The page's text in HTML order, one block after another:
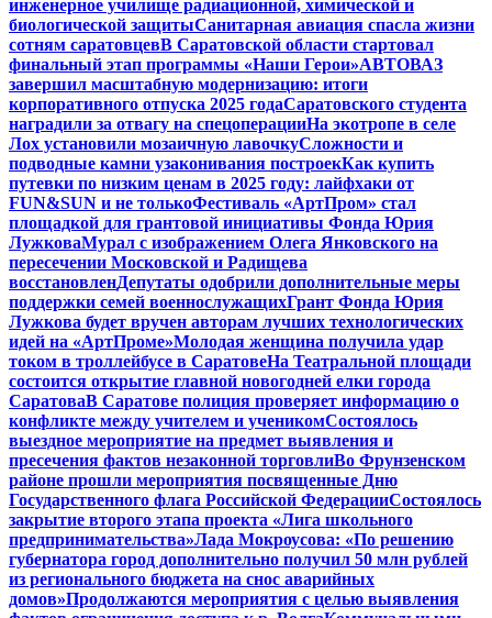
инженерное училище радиационной, химической и
биологической защитыСанитарная авиация спасла жизни
сотням саратовцевВ Саратовской области стартовал
финальный этап программы «Наши Герои»АВТОВАЗ
завершил масштабную модернизацию: итоги
корпоративного отпуска 2025 годаСаратовского студента
наградили за отвагу на спецоперацииНа экотропе в селе
Лох установили мозаичную лавочкуСложности и
подводные камни узаконивания построекКак купить
путевки по низким ценам в 2025 году: лайфхаки от
FUN&SUN и не толькоФестиваль «АртПром» стал
площадкой для грантовой инициативы Фонда Юрия
ЛужковаМурал с изображением Олега Янковского на
пересечении Московской и Радищева
восстановленДепутаты одобрили дополнительные меры
поддержки семей военнослужащихГрант Фонда Юрия
Лужкова будет вручен авторам лучших технологических
идей на «АртПроме»Молодая женщина получила удар
током в троллейбусе в СаратовеНа Театральной площади
состоится открытие главной новогодней елки города
СаратоваВ Саратове полиция проверяет информацию о
конфликте между учителем и ученикомСостоялось
выездное мероприятие на предмет выявления и
пресечения фактов незаконной торговлиВо Фрунзенском
районе прошли мероприятия посвященные Дню
Государственного флага Российской ФедерацииСостоялось
закрытие второго этапа проекта «Лига школьного
предпринимательства»Лада Мокроусова: «По решению
губернатора город дополнительно получил 50 млн рублей
из регионального бюджета на снос аварийных
домов»Продолжаются мероприятия с целью выявления